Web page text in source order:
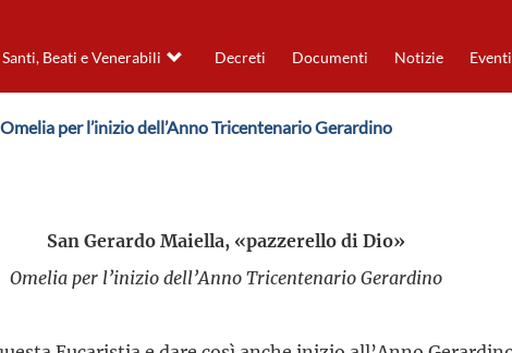
Santi, Beati e Venerabili Decreti Documenti Notizie Eventi
per l’inizio dell’Anno Tricentenario Gerardino
San Gerardo Maiella, «pazzerello di Dio»
Omelia per l’inizio dell’Anno Tricentenario Gerardino